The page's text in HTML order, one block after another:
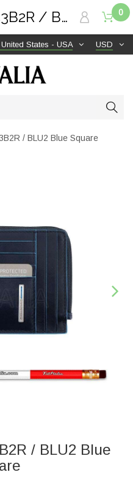
USD
United States - USA
0
/ BLU2 Blue Square
/ BLU2 Blue
Piquadro PU1243B2R / BLU2 Blue Square | TutITALIA